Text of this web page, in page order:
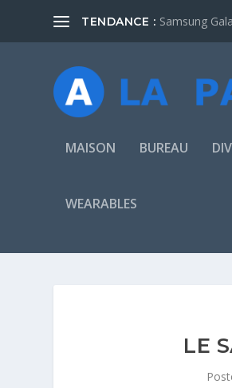
TENDANCE : Samsung
MAISON BUREAU
WEARABLES
LE